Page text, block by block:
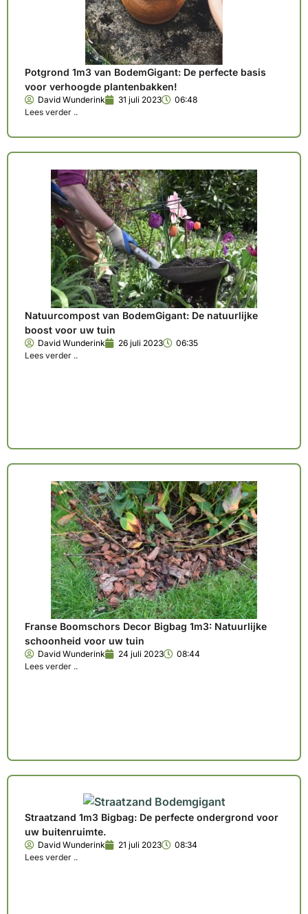
Potgrond 1m3 van BodemGigant: De perfecte basis
voor verhoogde plantenbakken!
David Wunderink 31 juli 2023
06:48
Lees verder ..
Natuurcompost van BodemGigant: De natuurlijke
boost voor uw tuin
David Wunderink 26 juli 2023
06:35
Lees verder ..
Franse Boomschors Decor Bigbag 1m3: Natuurlijke
schoonheid voor uw tuin
David Wunderink 24 juli 2023
08:44
Lees verder ..
Straatzand 1m3 Bigbag: De perfecte ondergrond voor
uw buitenruimte.
David Wunderink 21 juli 2023
08:34
Lees verder ..